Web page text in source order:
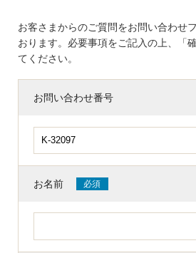
お客さまからのご質問をお問い合わせ
おります。必要事項をご記入の上、「
てください。
お問い合わせ番号
お名前 必須